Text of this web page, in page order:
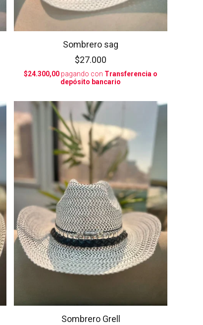
Sombrero sag
$27.000
$24.300,00 pagando con Transferencia o
depósito bancario
Sombrero Grell